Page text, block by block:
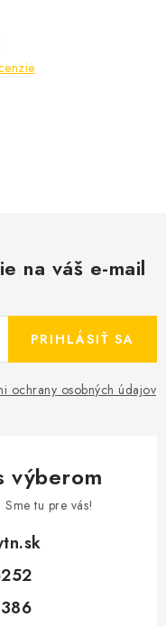
na váš e-mail
ochrany osobných údajov
PRIHLÁSIŤ SA
výberom
tu pre vás!